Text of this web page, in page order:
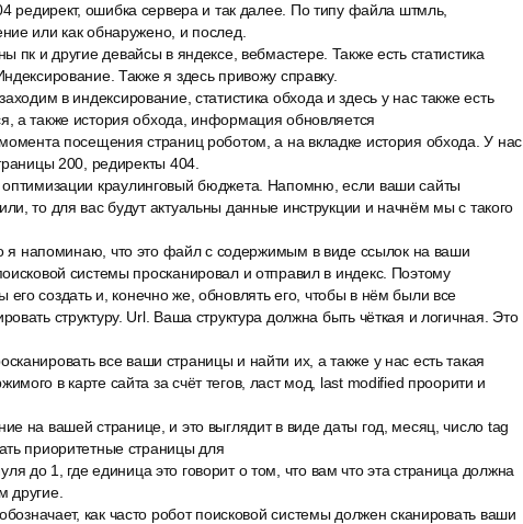
редирект, ошибка сервера и так далее. По типу файла штмль,
или как обнаружено, и послед.
пк и другие девайсы в яндексе, вебмастере. Также есть статистика
Также я здесь привожу справку.
в индексирование, статистика обхода и здесь у нас также есть
а также история обхода, информация обновляется
посещения страниц роботом, а на вкладке история обхода. У нас
200, редиректы 404.
краулинговый бюджета. Напомню, если ваши сайты
то для вас будут актуальны данные инструкции и начнём мы с такого
я напоминаю, что это файл с содержимым в виде ссылок на ваши
системы просканировал и отправил в индекс. Поэтому
создать и, конечно же, обновлять его, чтобы в нём были все
структуру. Url. Ваша структура должна быть чёткая и логичная. Это
все ваши страницы и найти их, а также у нас есть такая
в карте сайта за счёт тегов, ласт мод, last modified проорити и
на вашей странице, и это выглядит в виде даты год, месяц, число tag
приоритетные страницы для
до 1, где единица это говорит о том, что вам что эта страница должна
другие.
как часто робот поисковой системы должен сканировать ваши